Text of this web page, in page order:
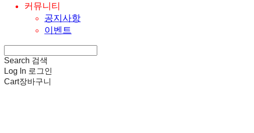
커뮤니티
공지사항
이벤트
Search 검색
Log In 로그인
Cart장바구니